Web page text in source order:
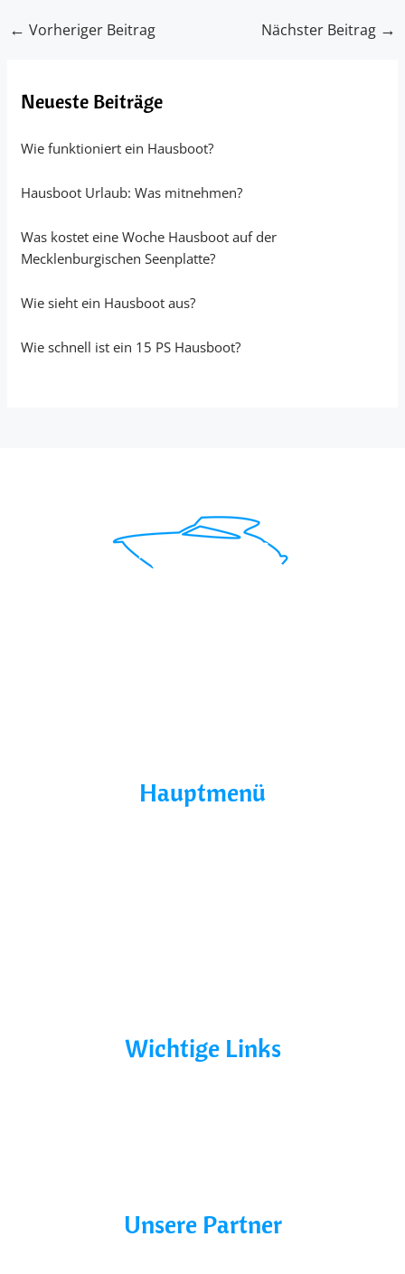
← →
Neueste Beiträge
Wie funktioniert ein Hausboot?
Hausboot Urlaub: Was mitnehmen?
Was kostet eine Woche Hausboot auf der
Mecklenburgischen Seenplatte?
Wie sieht ein Hausboot aus?
Wie schnell ist ein 15 PS Hausboot?
Hauptmenü
Wichtige Links
Unsere Partner